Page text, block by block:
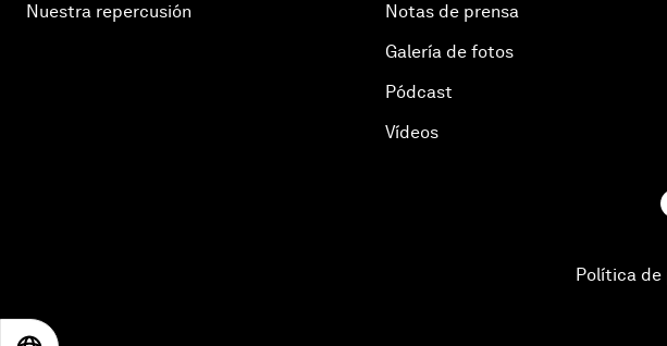
Nuestra repercusión
Notas de prensa
Galería de fotos
Pódcast
Vídeos
Política de